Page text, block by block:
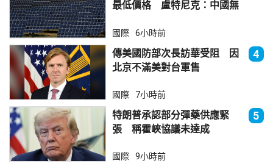
最低價格 盧特尼克：中國無
國際 6小時前
傳美國防部次長訪華受阻 因
北京不滿美對台軍售
4
國際 7小時前
特朗普承認部分彈藥供應緊
張 稱霍峽協議未達成
5
國際 9小時前